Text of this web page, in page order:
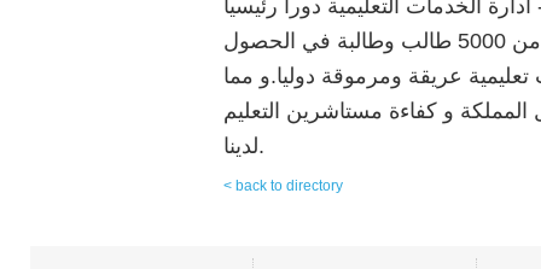
الخدمات التعليمية دورا رئيسيا
في مجال التعليم الدولي من خلال خدمة أكثر من 5000 طالب وطالبة في الحصول
عريقة ومرموقة دوليا.و مما
و كفاءة مستاشرين التعليم
لدينا.
< back to directory